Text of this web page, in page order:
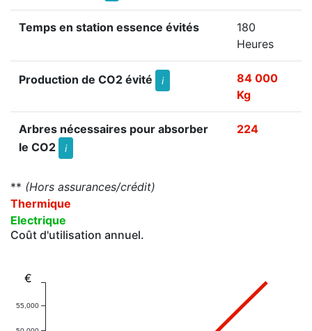
Temps en station essence évités
180
Heures
Production de CO2 évité i
84 000
Kg
Arbres nécessaires pour absorber
le CO2
i
224
** (Hors assurances/crédit)
Thermique
Electrique
Coût d'utilisation annuel.
55,000
€